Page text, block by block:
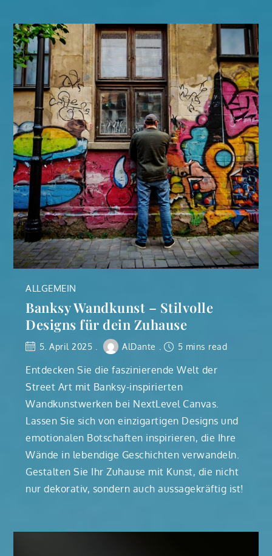
ALLGEMEIN
Banksy Wandkunst – Stilvolle
Designs für dein Zuhause
5. April 2025 AlDante 5 mins read
Entdecken Sie die faszinierende Welt der
Street Art mit Banksy-inspirierten
Wandkunstwerken bei NextLevel Canvas.
Lassen Sie sich von einzigartigen Designs und
emotionalen Botschaften inspirieren, die Ihre
Wände in lebendige Geschichten verwandeln.
Gestalten Sie Ihr Zuhause mit Kunst, die nicht
nur dekorativ, sondern auch aussagekräftig ist!